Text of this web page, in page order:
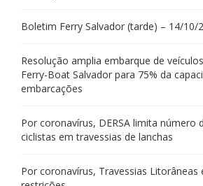
Boletim Ferry Salvador (tarde) – 14/10/
Resolução amplia embarque de
Ferry-Boat Salvador para 75% da
embarcações
Por coronavírus, DERSA limita número
ciclistas em travessias de lanchas
Por coronavírus, Travessias Litorâneas